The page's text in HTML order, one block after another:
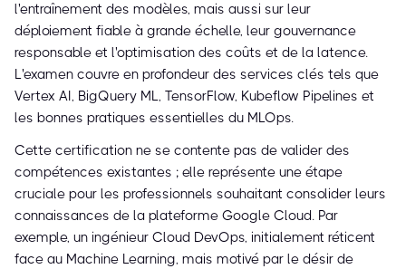
l'entraînement des modèles, mais aussi sur leur
déploiement fiable à grande échelle, leur gouvernance
responsable et l'optimisation des coûts et de la latence.
L'examen couvre en profondeur des services clés tels que
Vertex AI, BigQuery ML, TensorFlow, Kubeflow Pipelines et
les bonnes pratiques essentielles du MLOps.
Cette certification ne se contente pas de valider des
compétences existantes ; elle représente une étape
cruciale pour les professionnels souhaitant consolider leurs
connaissances de la plateforme Google Cloud. Par
exemple, un ingénieur Cloud DevOps, initialement réticent
face au Machine Learning, mais motivé par le désir de